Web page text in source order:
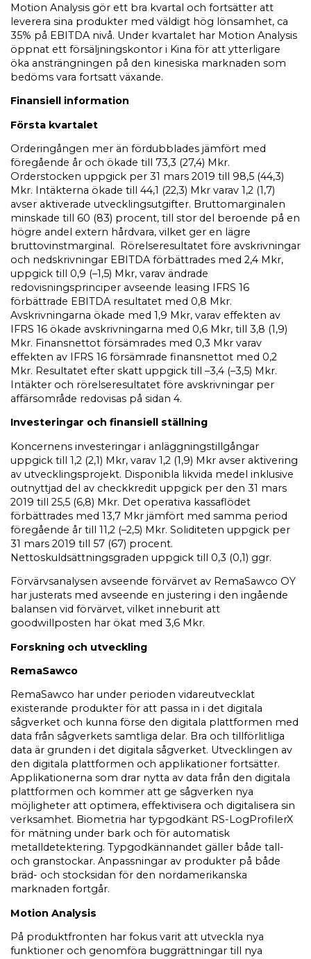
Motion Analysis gör ett bra kvartal och fortsätter att
leverera sina produkter med väldigt hög lönsamhet, ca
35% på EBITDA nivå. Under kvartalet har Motion Analysis
öppnat ett försäljningskontor i Kina för att ytterligare
öka ansträngningen på den kinesiska marknaden som
bedöms vara fortsatt växande.
Finansiell information
Första kvartalet
Orderingången mer än fördubblades jämfört med
föregående år och ökade till 73,3 (27,4) Mkr.
Orderstocken uppgick per 31 mars 2019 till 98,5 (44,3)
Mkr. Intäkterna ökade till 44,1 (22,3) Mkr varav 1,2 (1,7)
avser aktiverade utvecklingsutgifter. Bruttomarginalen
minskade till 60 (83) procent, till stor del beroende på en
högre andel extern hårdvara, vilket ger en lägre
bruttovinstmarginal. Rörelseresultatet före avskrivningar
och nedskrivningar EBITDA förbättrades med 2,4 Mkr,
uppgick till 0,9 (–1,5) Mkr, varav ändrade
redovisningsprinciper avseende leasing IFRS 16
förbättrade EBITDA resultatet med 0,8 Mkr.
Avskrivningarna ökade med 1,9 Mkr, varav effekten av
IFRS 16 ökade avskrivningarna med 0,6 Mkr, till 3,8 (1,9)
Mkr. Finansnettot försämrades med 0,3 Mkr varav
effekten av IFRS 16 försämrade finansnettot med 0,2
Mkr. Resultatet efter skatt uppgick till –3,4 (–3,5) Mkr.
Intäkter och rörelseresultatet före avskrivningar per
affärsområde redovisas på sidan 4.
Investeringar och finansiell ställning
Koncernens investeringar i anläggningstillgångar
uppgick till 1,2 (2,1) Mkr, varav 1,2 (1,9) Mkr avser aktivering
av utvecklingsprojekt. Disponibla likvida medel inklusive
outnyttjad del av checkkredit uppgick per den 31 mars
2019 till 25,5 (6,8) Mkr. Det operativa kassaflödet
förbättrades med 13,7 Mkr jämfört med samma period
föregående år till 11,2 (–2,5) Mkr. Soliditeten uppgick per
31 mars 2019 till 57 (67) procent.
Nettoskuldsättningsgraden uppgick till 0,3 (0,1) ggr.
Förvärvsanalysen avseende förvärvet av RemaSawco OY
har justerats med avseende en justering i den ingående
balansen vid förvärvet, vilket inneburit att
goodwillposten har ökat med 3,6 Mkr.
Forskning och utveckling
RemaSawco
RemaSawco har under perioden vidareutvecklat
existerande produkter för att passa in i det digitala
sågverket och kunna förse den digitala plattformen med
data från sågverkets samtliga delar. Bra och tillförlitliga
data är grunden i det digitala sågverket. Utvecklingen av
den digitala plattformen och applikationer fortsätter.
Applikationerna som drar nytta av data från den digitala
plattformen och kommer att ge sågverken nya
möjligheter att optimera, effektivisera och digitalisera sin
verksamhet. Biometria har typgodkänt RS-LogProfilerX
för mätning under bark och för automatisk
metalldetektering. Typgodkännandet gäller både tall-
och granstockar. Anpassningar av produkter på både
bräd- och stocksidan för den nordamerikanska
marknaden fortgår.
Motion Analysis
På produktfronten har fokus varit att utveckla nya
funktioner och genomföra buggrättningar till nya